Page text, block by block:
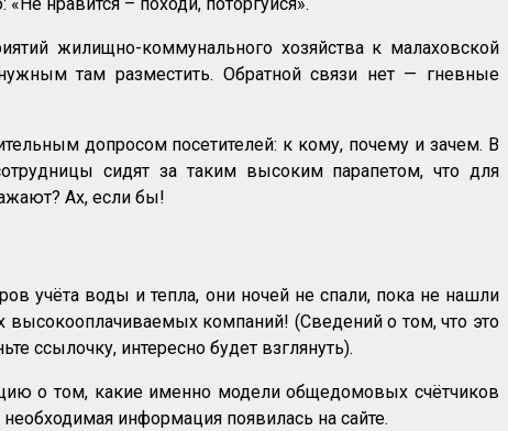
жилищно-коммунального хозяйства к малаховской
там разместить. Обратной связи нет — гневные
допросом посетителей: к кому, почему и зачем. В
сидят за таким высоким парапетом, что для
Ах, если бы!
учёта воды и тепла, они ночей не спали, пока не нашли
высокооплачиваемых компаний! (Сведений о том, что это
ссылочку, интересно будет взглянуть).
о том, какие именно модели общедомовых счётчиков
информация появилась на сайте.